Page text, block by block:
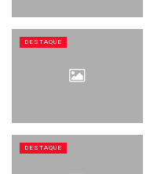
DESTAQUE
DESTAQUE